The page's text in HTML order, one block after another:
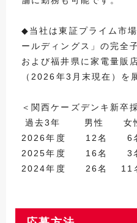
◆当社は東証プライム市
ールディングス」の完全
および福井県に家電量販
（2026年3月末現在）を
＜関西ケーズデンキ新卒
過去3年 男性
2026年度 12名 6
2025年度 16名 3
2024年度 26名 11